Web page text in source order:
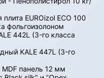
EUROizol ECO 100
фольгоизолоном
442L (3-го класса
KALE 447L (3-го
MDF панель 12 мм